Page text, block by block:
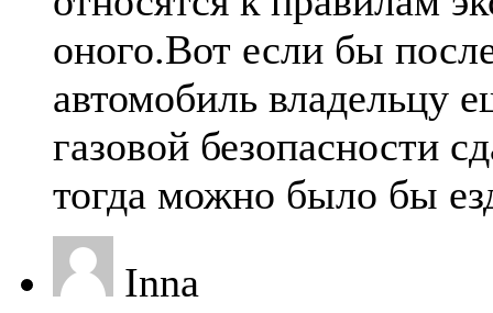
оного.Вот если бы
автомобиль владельцу
газовой безопасности
тогда можно было бы
Inna